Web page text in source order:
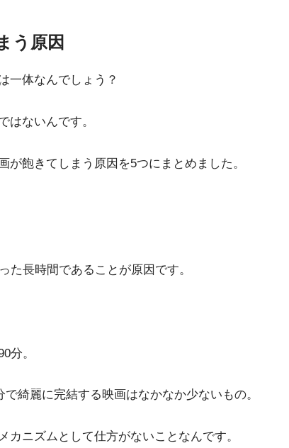
う原因
一体なんでしょう？
はないんです。
飽きてしまう原因を5つにまとめました。
た長時間であることが原因です。
分。
綺麗に完結する映画はなかなか少ないもの。
ニズムとして仕方がないことなんです。